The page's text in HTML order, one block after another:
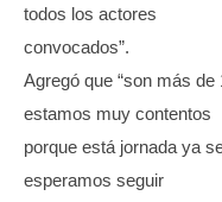
todos los actores
convocados”.
Agregó que “son más
estamos muy contentos
porque está jornada ya
esperamos seguir